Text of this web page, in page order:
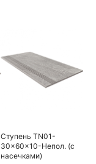
Ступень TN01-
30x60x10-Непол. (с
насечками)